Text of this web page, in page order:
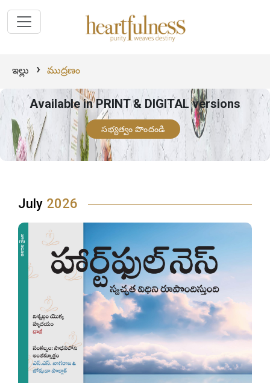
ఇల్లు › ముద్రణం
Available in PRINT & DIGITAL versions
సభ్యత్వం పొందండి
July 2026
Editions Archive - Heartfulness Magazine : Heartfulness